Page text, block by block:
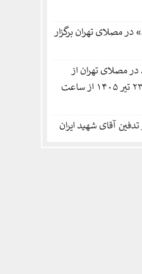
در مصلای تهران برگزار
مصلای تهران از
سوی رهبر معظم انقلاب؛ سه‌شنبه ۲۳ تیر ۱۴۰۵ از ساعت
آقای شهید ایران